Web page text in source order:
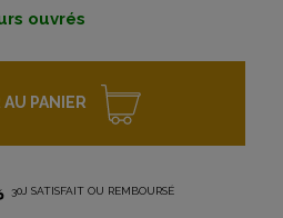
ouvrés
PANIER
30J SATISFAIT OU REMBOURSÉ